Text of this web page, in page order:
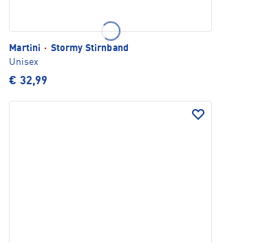
Martini · Stormy Stirnband
Unisex
€ 32,99